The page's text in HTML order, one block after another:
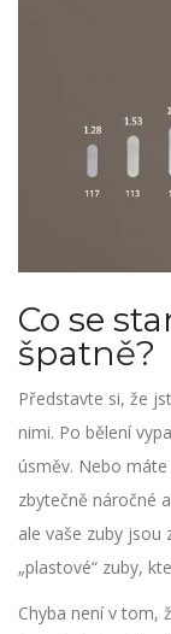
Co se
špatně?
Představte si, že
nimi. Po bělení
úsměv. Nebo
zbytečně náročné
ale vaše zuby
„plastové“ zuby,
Chyba není v tom,